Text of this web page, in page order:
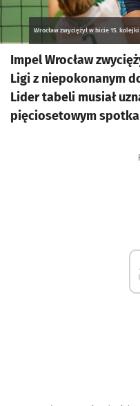
Wrocław zwyciężył w hicie 15.
Impel Wrocław
Ligi z niepokonanym
Lider tabeli musiał
pięciosetowym